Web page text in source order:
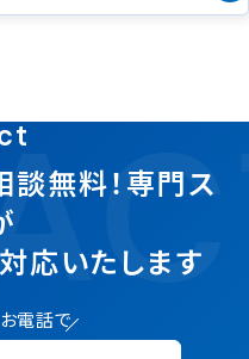
談無料！専門ス
応いたします
電話で